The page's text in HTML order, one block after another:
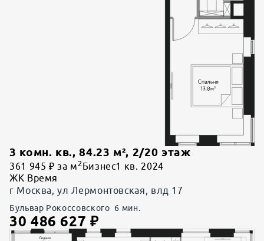
3 комн. кв., 84.23 м², 2/20 этаж
361 945 ₽ за м 2 Бизнес1 кв. 2024
ЖК Время
г Москва, ул Лермонтовская, влд 17
Бульвар Рокоссовского 6 мин.
30 486 627 ₽